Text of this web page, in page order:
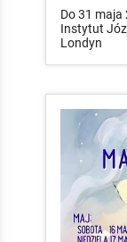
Do 31 maja
Instytut
Londyn